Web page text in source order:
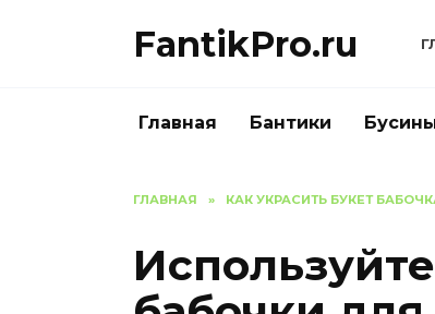
FantikPro.ru
Главная Бантики
ГЛАВНАЯ » КАК УКРАСИТЬ БУКЕТ